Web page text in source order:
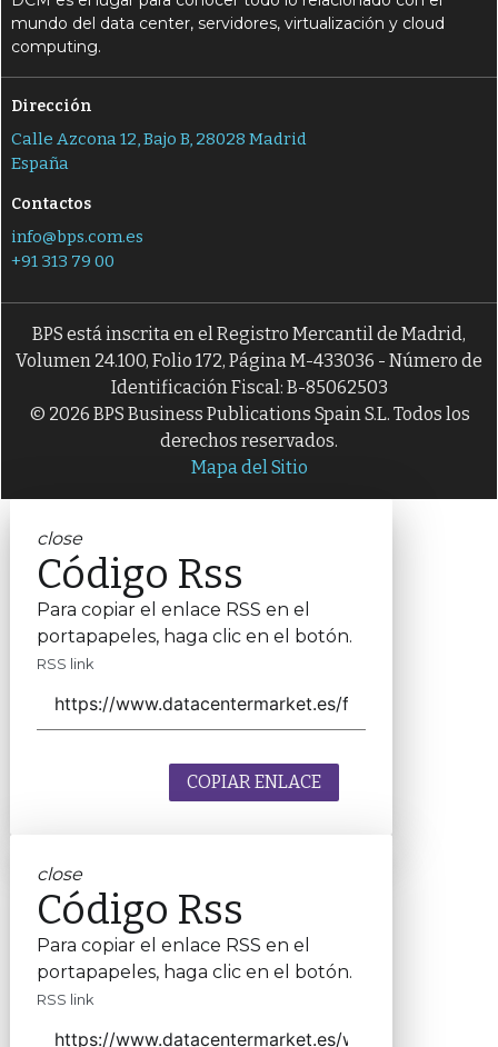
mundo del data center, servidores, virtualización y cloud
computing.
Dirección
Calle Azcona 12, Bajo B, 28028 Madrid
España
Contactos
info@bps.com.es
+91 313 79 00
BPS está inscrita en el Registro Mercantil de Madrid,
Volumen 24.100, Folio 172, Página M-433036 - Número de
Identificación Fiscal: B-85062503
© 2026 BPS Business Publications Spain S.L. Todos los
derechos reservados.
Mapa del Sitio
close
Código Rss
Para copiar el enlace RSS en el
portapapeles, haga clic en el botón.
RSS link
COPIAR ENLACE
close
Código Rss
Para copiar el enlace RSS en el
portapapeles, haga clic en el botón.
RSS link